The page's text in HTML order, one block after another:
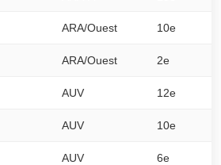
ARA/Ouest 10e
ARA/Ouest 2e
AUV 12e
AUV 10e
AUV 6e